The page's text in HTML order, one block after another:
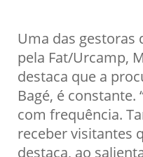
Uma das gestoras
pela Fat/Urcamp,
destaca que a
Bagé, é constante.
com frequência.
receber visitantes
destaca, ao